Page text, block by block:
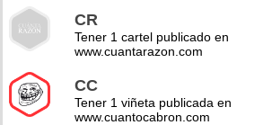
CR
Tener 1 cartel publicado en
www.cuantarazon.com
CC
Tener 1 viñeta publicada en
www.cuantocabron.com